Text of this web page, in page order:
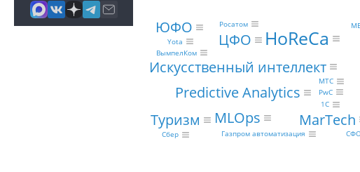
HoReCa
Искусственный интеллект
Predictive Analytics
MLOps
MarTech
ЦФО
ЮФО
Туризм
МТС
1С
ВымпелКом
Yota
PwC
Сбер Газпром автоматизация
Росатом